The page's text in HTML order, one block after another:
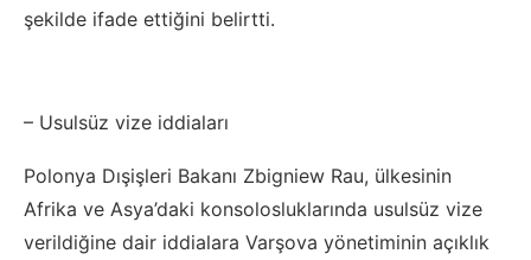
şekilde ifade ettiğini belirtti.
– Usulsüz vize iddiaları
Polonya Dışişleri Bakanı Zbigniew Rau, ülkesinin
Afrika ve Asya’daki konsolosluklarında usulsüz vize
verildiğine dair iddialara Varşova yönetiminin açıklık